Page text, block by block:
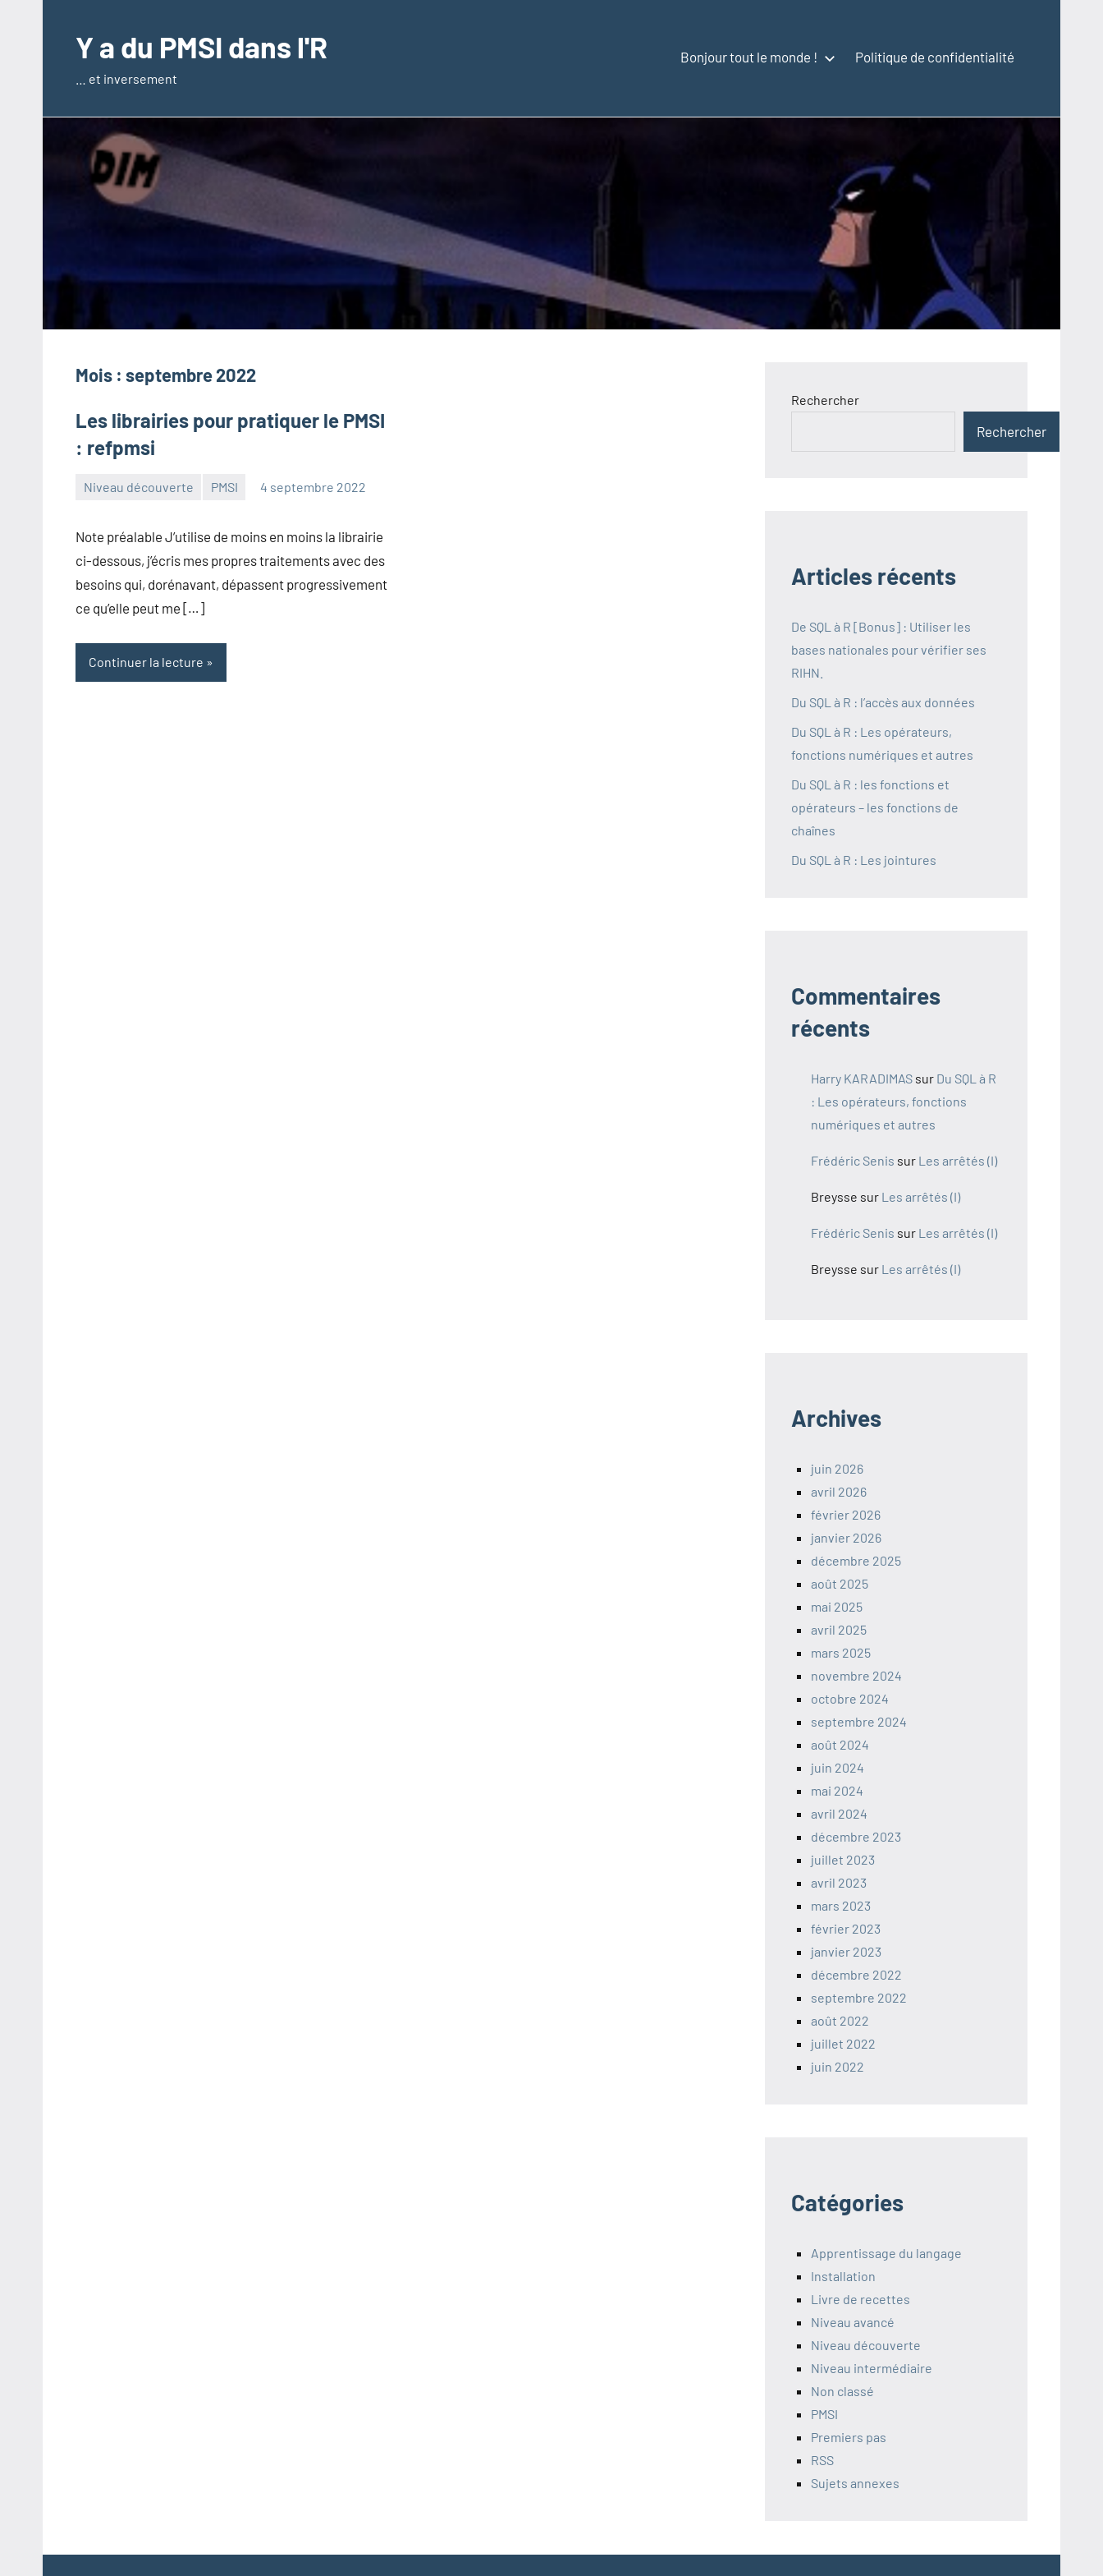
contenuY a du PMSI dans l'R
… et inversement
Bonjour tout le monde ! Politique de confidentialité
Mois : septembre 2022
Les librairies pour pratiquer le PMSI
: refpmsi
Niveau découverte PMSI 4 septembre 2022
Note préalable J’utilise de moins en moins la librairie
ci-dessous, j’écris mes propres traitements avec des
besoins qui, dorénavant, dépassent progressivement
ce qu’elle peut me […]
Continuer la lecture
Rechercher
Rechercher
Articles récents
De SQL à R [Bonus] : Utiliser les
bases nationales pour vérifier ses
RIHN.
Du SQL à R : l’accès aux données
Du SQL à R : Les opérateurs,
fonctions numériques et autres
Du SQL à R : les fonctions et
opérateurs – les fonctions de
chaînes
Du SQL à R : Les jointures
Commentaires
récents
Harry KARADIMAS sur Du SQL à R
: Les opérateurs, fonctions
numériques et autres
Frédéric Senis sur Les arrêtés (I)
Breysse sur Les arrêtés (I)
Frédéric Senis sur Les arrêtés (I)
Breysse sur Les arrêtés (I)
Archives
juin 2026
avril 2026
février 2026
janvier 2026
décembre 2025
août 2025
mai 2025
avril 2025
mars 2025
novembre 2024
octobre 2024
septembre 2024
août 2024
juin 2024
mai 2024
avril 2024
décembre 2023
juillet 2023
avril 2023
mars 2023
février 2023
janvier 2023
décembre 2022
septembre 2022
août 2022
juillet 2022
juin 2022
Catégories
Apprentissage du langage
Installation
Livre de recettes
Niveau avancé
Niveau découverte
Niveau intermédiaire
Non classé
PMSI
Premiers pas
RSS
Sujets annexes